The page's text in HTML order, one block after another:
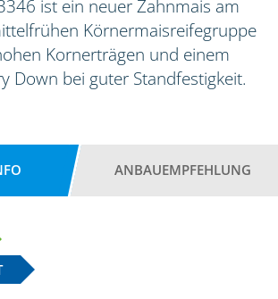
ist ein neuer Zahnmais am
Körnermaisreifegruppe
Kornerträgen und einem
Down bei guter Standfestigkeit.
ANBAUEMPFEHLUNG